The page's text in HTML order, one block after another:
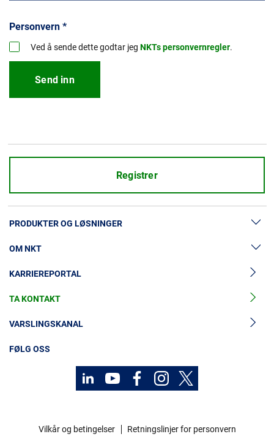
Karriere
Personvern *
Ved å sende dette godtar jeg NKTs personvernregler.
Send inn
Registrer
PRODUKTER OG LØSNINGER
Lavspenningskabler
Mellomspenningskabler
Mellomspenningskabeltilbehør
Høyspenningskabelløsninger
OM NKT
Nyheter og presse
Vår historie
Investorer
Bærekraft
KARRIEREPORTAL
TA KONTAKT
VARSLINGSKANAL
FØLG OSS
Vilkår og betingelser Retningslinjer for personvern